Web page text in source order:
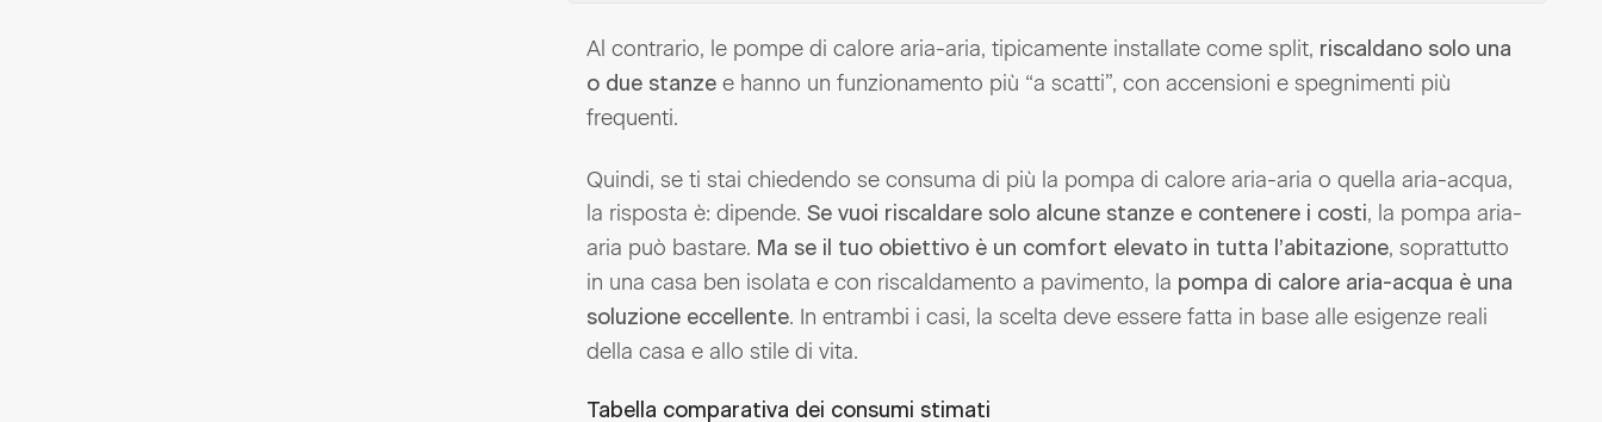
Al contrario, le pompe di calore aria-aria, tipicamente installate come split, riscaldano solo una
o due stanze e hanno un funzionamento più “a scatti”, con accensioni e spegnimenti più
frequenti.
Quindi, se ti stai chiedendo se consuma di più la pompa di calore aria-aria o quella aria-acqua,
la risposta è: dipende.Se vuoi riscaldare solo alcune stanze e contenere i costi, la pompa aria-
aria può bastare. Ma se il tuo obiettivo è un comfort elevato in tutta l’abitazione, soprattutto
in una casa ben isolata e con riscaldamento a pavimento, la pompa di calore aria-acqua è una
soluzione eccellente. In entrambi i casi, la scelta deve essere fatta in base alle esigenze reali
della casa e allo stile di vita.
Tabella comparativa dei consumi stimati